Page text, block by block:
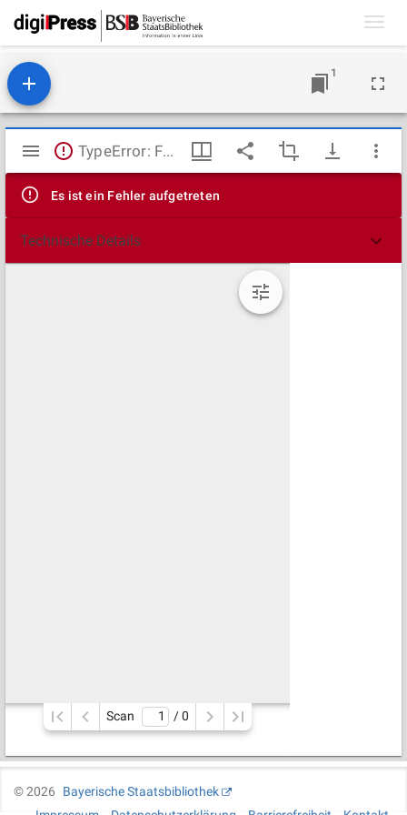
1
Mirador
Viewer
TypeError: Failed to fetch
Es ist ein Fehler aufgetreten
Technische Details
Scan / 0
©2026
Bayerische Staatsbibliothek